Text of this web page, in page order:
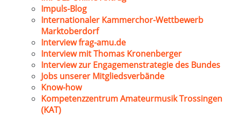
Impuls-Blog
Internationaler Kammerchor-Wettbewerb
Marktoberdorf
Interview frag-amu.de
Interview mit Thomas Kronenberger
Interview zur Engagemenstrategie des Bundes
Jobs unserer Mitgliedsverbände
Know-how
Kompetenzzentrum Amateurmusik Trossingen
(KAT)